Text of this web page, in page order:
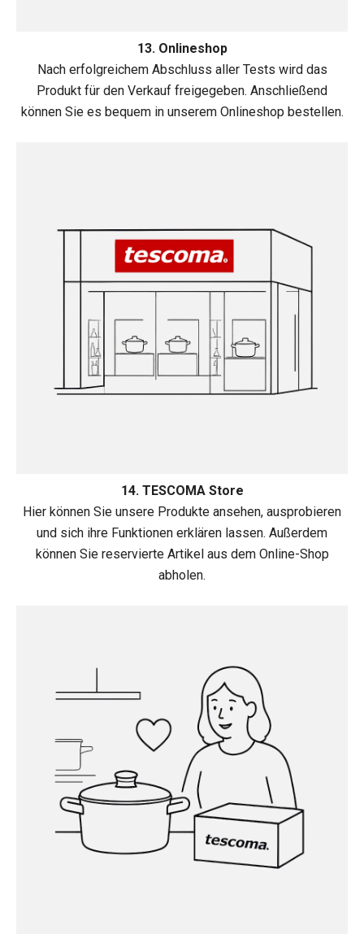
13. Onlineshop
Nach erfolgreichem Abschluss aller Tests wird das
Produkt für den Verkauf freigegeben. Anschließend
können Sie es bequem in unserem Onlineshop bestellen.
14. TESCOMA Store
Hier können Sie unsere Produkte ansehen, ausprobieren
und sich ihre Funktionen erklären lassen. Außerdem
können Sie reservierte Artikel aus dem Online-Shop
abholen.